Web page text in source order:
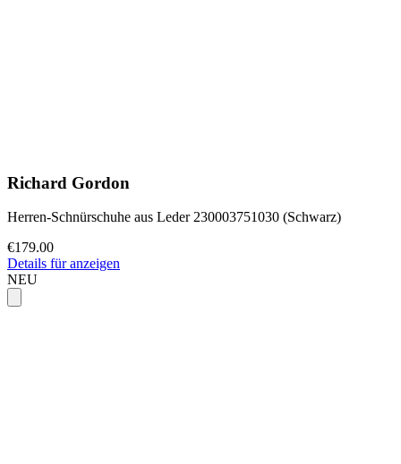
Richard Gordon
Herren-Schnürschuhe aus Leder 230003751030 (Schwarz)
€179.00
Details für anzeigen
NEU